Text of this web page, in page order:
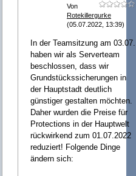
Von
Rotekillergurke
(05.07.2022, 13:39)
In der Teamsitzung am 03.07.
haben wir als Serverteam
beschlossen, dass wir
Grundstückssicherungen in
der Hauptstadt deutlich
günstiger gestalten möchten.
Daher wurden die Preise für
Protections in der Hauptwelt
rückwirkend zum 01.07.2022
reduziert! Folgende Dinge
ändern sich: